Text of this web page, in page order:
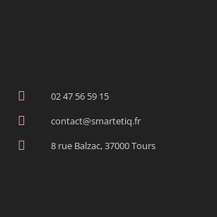
02 47 56 59 15
contact@smartetiq.fr
8 rue Balzac, 37000 Tours